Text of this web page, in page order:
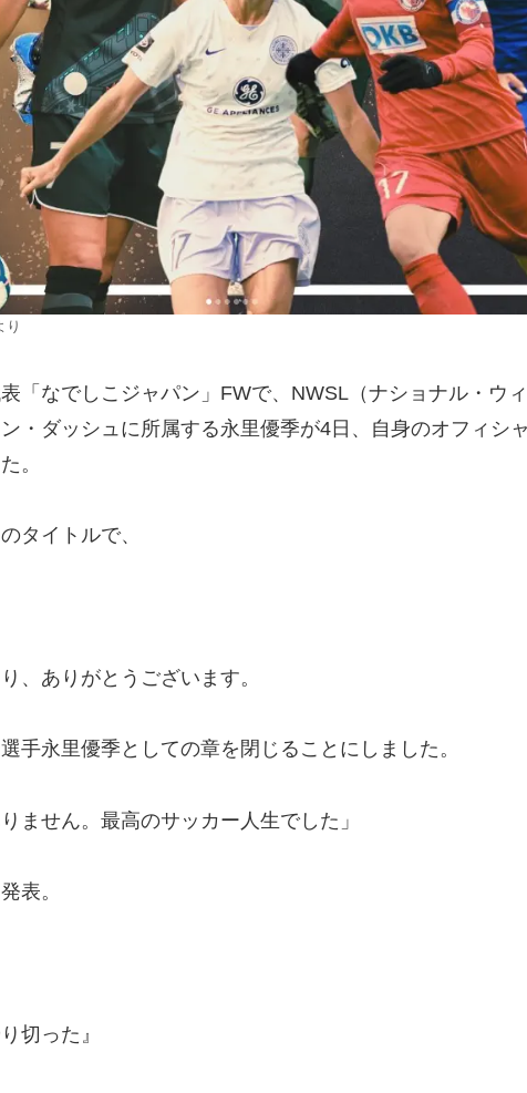
り
「なでしこジャパン」FWで、NWSL（ナショナル・ウ
・ダッシュに所属する永里優季が4日、自身のオフィシ
。
タイトルで、
、ありがとうございます。
手永里優季としての章を閉じることにしました。
ません。最高のサッカー人生でした」
表。
切った』